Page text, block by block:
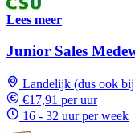
Lees meer
Junior Sales
Landelijk (dus ook
€17,91 per uur
16 - 32 uur per week